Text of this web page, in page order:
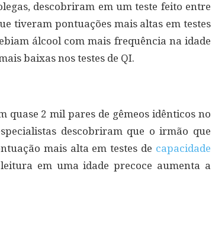
descobriram em um teste feito entre
tiveram pontuações mais altas em testes
álcool com mais frequência na idade
baixas nos testes de QI.
quase 2 mil pares de gêmeos idênticos no
descobriram que o irmão que
mais alta em testes de capacidade
em uma idade precoce aumenta a